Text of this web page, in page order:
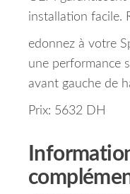
installation facile.
edonnez à votre
une performance
avant gauche de
Prix: 5632 DH